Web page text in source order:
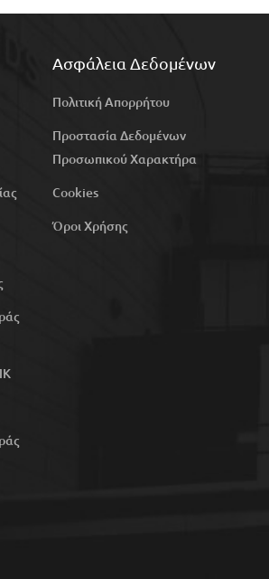
Ασφάλεια Δεδομένων
Πολιτική Απορρήτου
Προστασία Δεδομένων
Προσωπικού Χαρακτήρα
Cookies
Όροι Χρήσης